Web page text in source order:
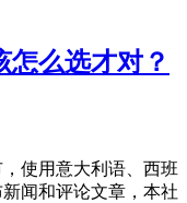
怎么选才对？
使用意大利语、西班
闻和评论文章，本社